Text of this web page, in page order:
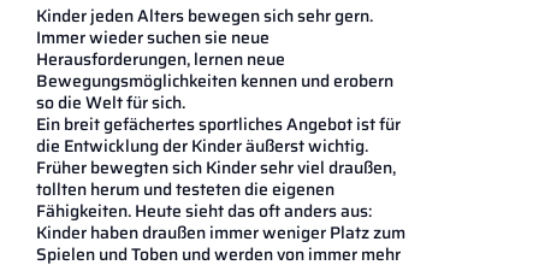
Kinder jeden Alters bewegen sich sehr gern.
Immer wieder suchen sie neue
Herausforderungen, lernen neue
Bewegungsmöglichkeiten kennen und erobern
so die Welt für sich.
Ein breit gefächertes sportliches Angebot ist für
die Entwicklung der Kinder äußerst wichtig.
Früher bewegten sich Kinder sehr viel draußen,
tollten herum und testeten die eigenen
Fähigkeiten. Heute sieht das oft anders aus:
Kinder haben draußen immer weniger Platz zum
Spielen und Toben und werden von immer mehr